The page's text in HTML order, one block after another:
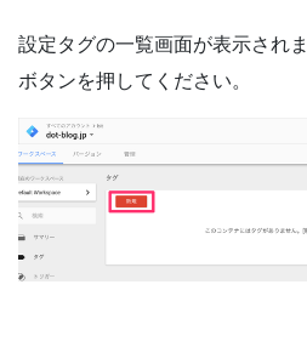
設定タグの一覧画面が表示され
ボタンを押してください。